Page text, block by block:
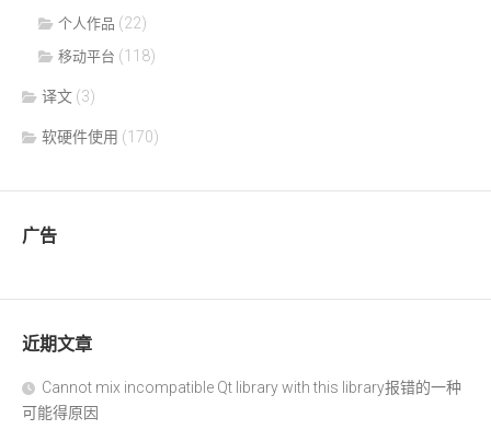
个人作品 (22)
移动平台 (118)
译文 (3)
软硬件使用 (170)
广告
近期文章
Cannot mix incompatible Qt library with this library报错的一种
可能得原因